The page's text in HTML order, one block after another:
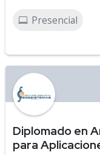
Presencial
Diplomado en
para